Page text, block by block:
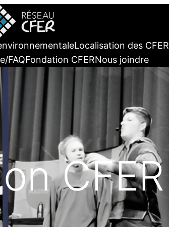
Localisation des CFER
FAQFondation CFERNous joindre
CFER